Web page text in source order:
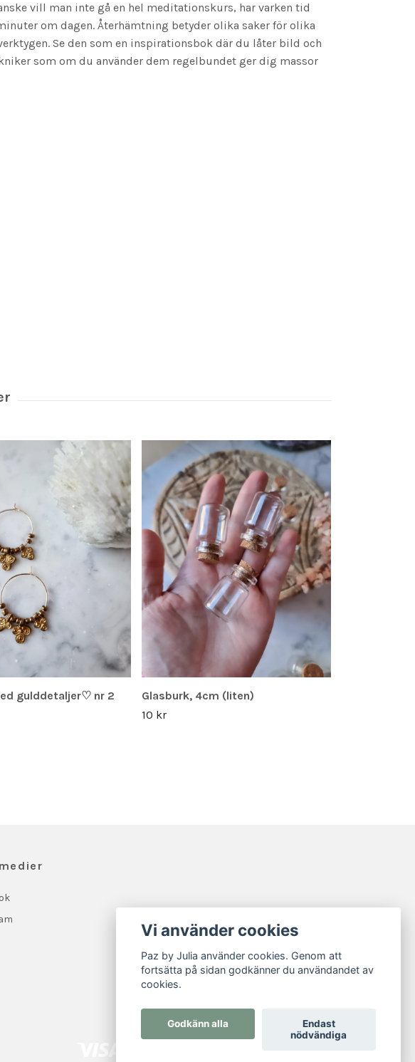
vill man inte gå en hel meditationskurs, har varken tid
om dagen. Återhämtning betyder olika saker för olika
Se den som en inspirationsbok där du låter bild och
som om du använder dem regelbundet ger dig massor
gulddetaljer♡ nr 2
Glasburk, 4cm (liten)
10 kr
Vi använder cookies
Paz by Julia använder cookies. Genom att
fortsätta på sidan godkänner du användandet av
cookies.
Godkänn alla
Endast
nödvändiga